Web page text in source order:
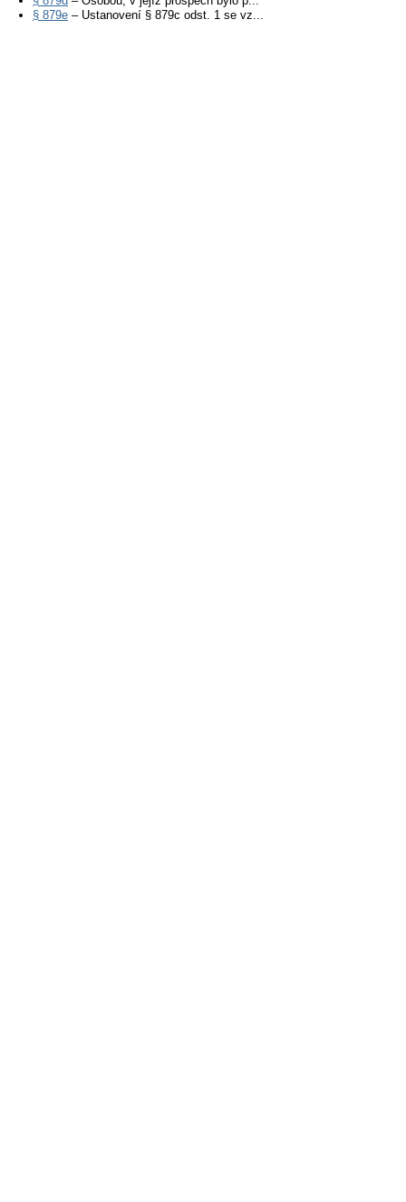
§ 879e – Ustanovení § 879c odst. 1 se vz...